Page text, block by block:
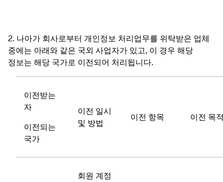
2. 나아가 회사로부터 개인정보 처리업무를 위탁받은 업체
중에는 아래와 같은 국외 사업자가 있고, 이 경우 해당
정보는 해당 국가로 이전되어 처리됩니다.
이전받는
자
이전되는
국가
이전 일시
및 방법
이전 항목 이전 목
회원 계정